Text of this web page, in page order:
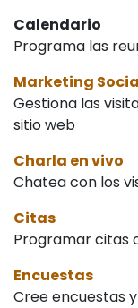
Calendario
Programa las
Marketing
Gestiona las
sitio web
Charla en vivo
Chatea con los
Citas
Programar citas
Encuestas
Cree encuestas